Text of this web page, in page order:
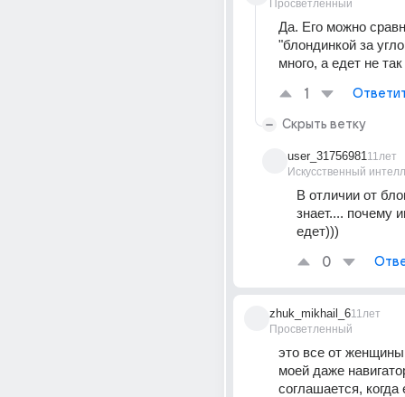
Просветленный
Да. Его можно
"блондинкой за
много, а едет не
1
Скрыть ветку
user_31756981
Искусственный
11лет
В отличии от
знает.... почему
едет)))
0
zhuk_mikhail_6
Просветленный
11лет
это все от женщины
моей даже
соглашается, когда